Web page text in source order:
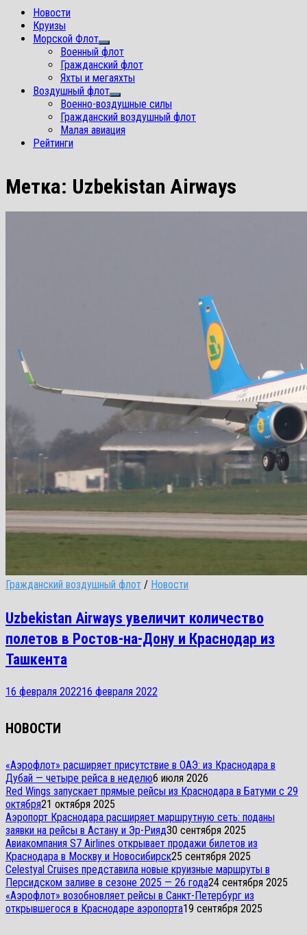
Новости
Круизы
Морской Флот
Показать
подменю
Военный флот
Гражданский флот
Яхты и мегаяхты
Воздушный флот
Показать
подменю
Военно-воздушные силы
Гражданский воздушный флот
Малая авиация
Рейтинги
Метка: Uzbekistan Airways
Гражданский воздушный флот / Новости
Uzbekistan Airways увеличит количество
полетов в Ростов-на-Дону и Краснодар из
Ташкента
16 февраля 202216 февраля 2022
НОВОСТИ
«Аэрофлот» расширяет присутствие в ОАЭ: из Краснодара в
Дубай — четыре рейса в неделю6 июля 2026
Red Wings запускает прямые рейсы из Краснодара в Батуми с 29
октября21 октября 2025
Аэропорт Краснодара расширяет маршрутную сеть: поданы
заявки на рейсы в Астану и Эр-Рияд30 сентября 2025
Авиакомпания S7 Airlines открывает продажи билетов из
Краснодара в Москву и Новосибирск25 сентября 2025
Celestyal Cruises представила новые круизные маршруты в
Персидском заливе в сезоне 2025 — 26 года24 сентября 2025
«Аэрофлот» возобновляет рейсы в Санкт-Петербург из
открывшегося в Краснодаре аэропорта19 сентября 2025